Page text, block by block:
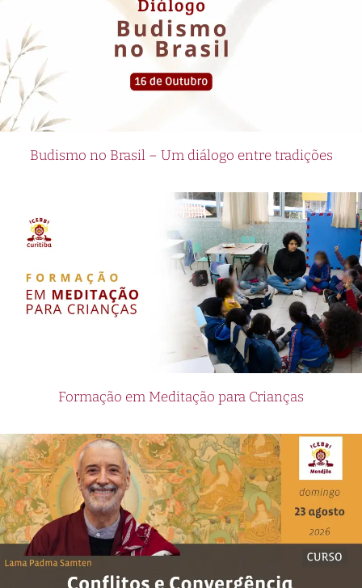
Budismo no Brasil – Um diálogo entre tradições
Formação em Meditação para Crianças